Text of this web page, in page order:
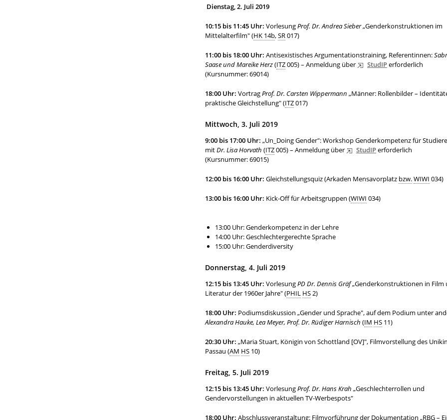
Dienstag, 2. Juli 2019
10:15 bis 11:45 Uhr: VorlesungProf. Dr. Andrea Sieber„Genderkonstruktionen im
Mittelalterfilm" (HK 14b,SR017)
11:00 bis 18:00 Uhr: Antisexistisches Argumentationstraining, Referentinnen:
Saase und Mareike Herz(ITZ005) – Anmeldung über StudIPerforderlich
(Kursnummer: 69014)
18:00 Uhr: VortragProf. Dr. Carsten Wippermann „Männer: Rollenbilder –
praktische Gleichstellung" (ITZ017)
Mittwoch, 3. Juli 2019
9:00 bis 17:00 Uhr: „Un_Doing Gender": Workshop Genderkompetenz für
mitDr. Lisa Horvath (ITZ005) – Anmeldung über StudIPerforderlich
(Kursnummer: 69015)
12:00 bis 16:00 Uhr: Gleichstellungsquiz (Arkaden Mensavorplatz bzw.WIWI 034)
13:00 bis 16:00 Uhr: Kick-Off für Arbeitsgruppen (WIWI
13:00 Uhr: Genderkompetenz in der
14:00 Uhr: Geschlechtergerechte
15:00 Uhr: Genderdiversity
Donnerstag, 4. Juli 2019
12:15 bis 13:45 Uhr: VorlesungPD Dr. Dennis Gräf„Genderkonstruktionen in Film
Literatur der 1960er Jahre" (PHIL HS2)
18:00 Uhr: Podiumsdiskussion „Gender und Sprache", auf dem Podium unter
Alexandra Hauke, Lea Meyer, Prof. Dr. Rüdiger Harnisch (IM HS 11)
20:30 Uhr: „Maria Stuart, Königin von Schottland [OV]", Filmvorstellung des
Passau (AM HS 10)
Freitag, 5. Juli 2019
12:15 bis 13:45 Uhr: VorlesungProf. Dr. Hans Krah „Geschlechterrollen und
Gendervorstellungen in aktuellen TV-Werbespots"
18:00 Uhr: Abschlussveranstaltung: Filmvorführung der Dokumentation „RBG –